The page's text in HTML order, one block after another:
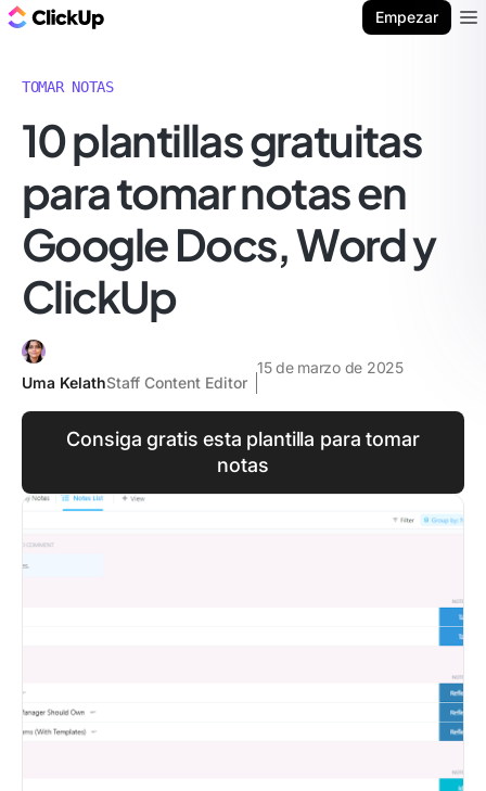
Empezar
TOMAR NOTAS
10 plantillas gratuitas
para tomar notas en
Google Docs, Word y
ClickUp
Uma KelathStaff Content Editor
15 de marzo de 2025
Consiga gratis esta plantilla para tomar
notas